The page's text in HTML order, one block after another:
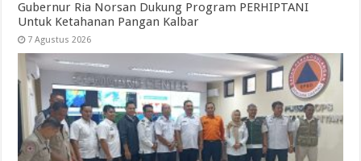
Gubernur Ria Norsan Dukung Program PERHIPTANI
Untuk Ketahanan Pangan Kalbar
7 Agustus 2026